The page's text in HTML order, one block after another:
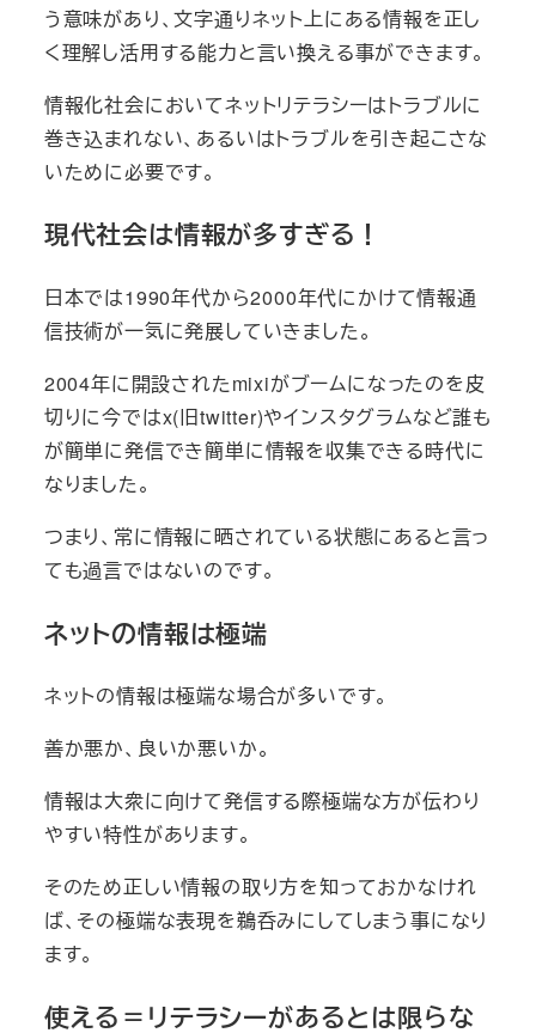
う意味があり、文字通りネット上にある情報を正し
く理解し活用する能力と言い換える事ができます。
情報化社会においてネットリテラシーはトラブルに
巻き込まれない、あるいはトラブルを引き起こさな
いために必要です。
現代社会は情報が多すぎる！
日本では1990年代から2000年代にかけて情報通
信技術が一気に発展していきました。
2004年に開設されたmixiがブームになったのを皮
切りに今ではx(旧twitter)やインスタグラムなど誰も
が簡単に発信でき簡単に情報を収集できる時代に
なりました。
つまり、常に情報に晒されている状態にあると言っ
ても過言ではないのです。
ネットの情報は極端
ネットの情報は極端な場合が多いです。
善か悪か、良いか悪いか。
情報は大衆に向けて発信する際極端な方が伝わり
やすい特性があります。
そのため正しい情報の取り方を知っておかなけれ
ば、その極端な表現を鵜呑みにしてしまう事になり
ます。
使える＝リテラシーがあるとは限らな